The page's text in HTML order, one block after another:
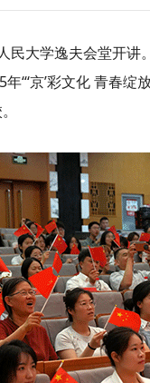
民大学逸夫会堂开
“‘京’彩文化 青春绽